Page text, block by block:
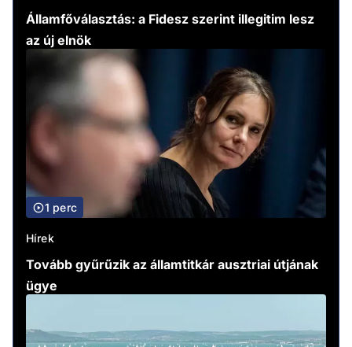
Államfőválasztás: a Fidesz szerint illegitim lesz
az új elnök
1 perc
Hírek
Tovább gyűrűzik az államtitkár ausztriai útjának
ügye